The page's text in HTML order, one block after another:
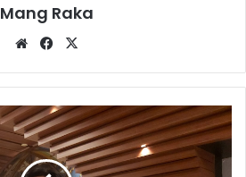
Mang Raka
WebsiteFacebook